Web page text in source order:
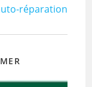
réparation